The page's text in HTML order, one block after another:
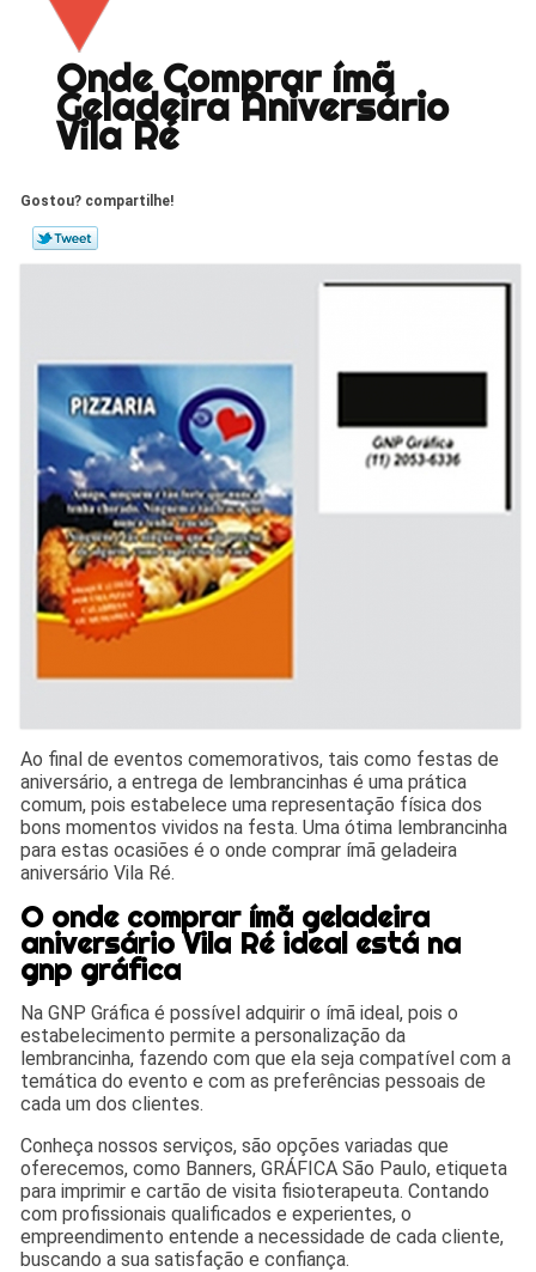
Onde Comprar ímã
Geladeira Aniversário
Vila Ré
Gostou? compartilhe!
Ao final de eventos comemorativos, tais como festas de
aniversário, a entrega de lembrancinhas é uma prática
comum, pois estabelece uma representação física dos
bons momentos vividos na festa. Uma ótima lembrancinha
para estas ocasiões é o onde comprar ímã geladeira
aniversário Vila Ré.
O onde comprar ímã geladeira
aniversário Vila Ré ideal está na
gnp gráfica
Na GNP Gráfica é possível adquirir o ímã ideal, pois o
estabelecimento permite a personalização da
lembrancinha, fazendo com que ela seja compatível com a
temática do evento e com as preferências pessoais de
cada um dos clientes.
Conheça nossos serviços, são opções variadas que
oferecemos, como Banners, GRÁFICA São Paulo, etiqueta
para imprimir e cartão de visita fisioterapeuta. Contando
com profissionais qualificados e experientes, o
empreendimento entende a necessidade de cada cliente,
buscando a sua satisfação e confiança.